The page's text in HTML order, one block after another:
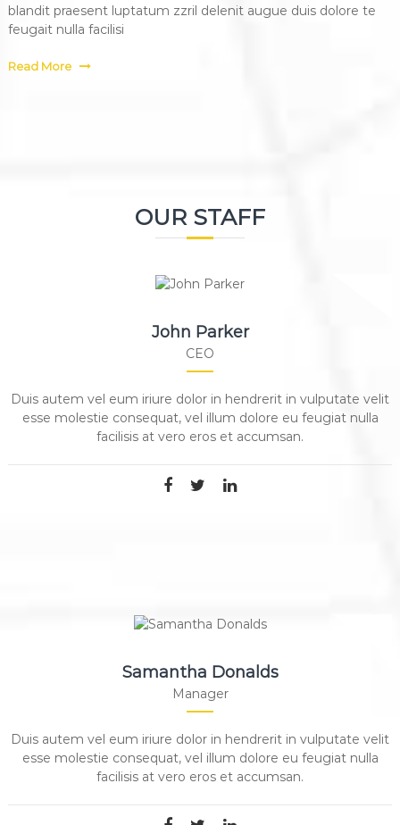
blandit praesent luptatum zzril delenit augue duis dolore te
feugait nulla facilisi
Read More
OUR STAFF
John Parker
CEO
Duis autem vel eum iriure dolor in hendrerit in vulputate velit
esse molestie consequat, vel illum dolore eu feugiat nulla
facilisis at vero eros et accumsan.
Samantha Donalds
Manager
Duis autem vel eum iriure dolor in hendrerit in vulputate velit
esse molestie consequat, vel illum dolore eu feugiat nulla
facilisis at vero eros et accumsan.